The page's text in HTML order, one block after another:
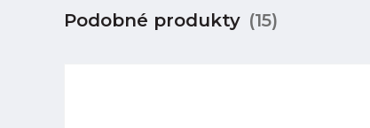
Podobné produkty (15)